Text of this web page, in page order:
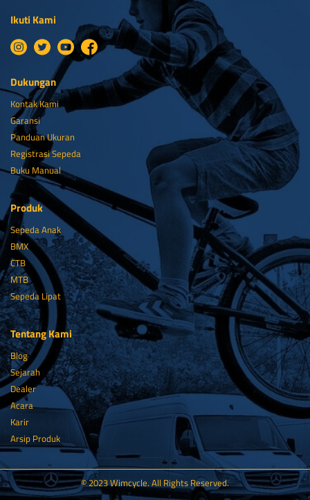
Ikuti Kami
Dukungan
Kontak Kami
Garansi
Panduan Ukuran
Registrasi Sepeda
Buku Manual
Produk
Sepeda Anak
BMX
CTB
MTB
Sepeda Lipat
Tentang Kami
Blog
Sejarah
Dealer
Acara
Karir
Arsip Produk
© 2023 Wimcycle. All Rights Reserved.